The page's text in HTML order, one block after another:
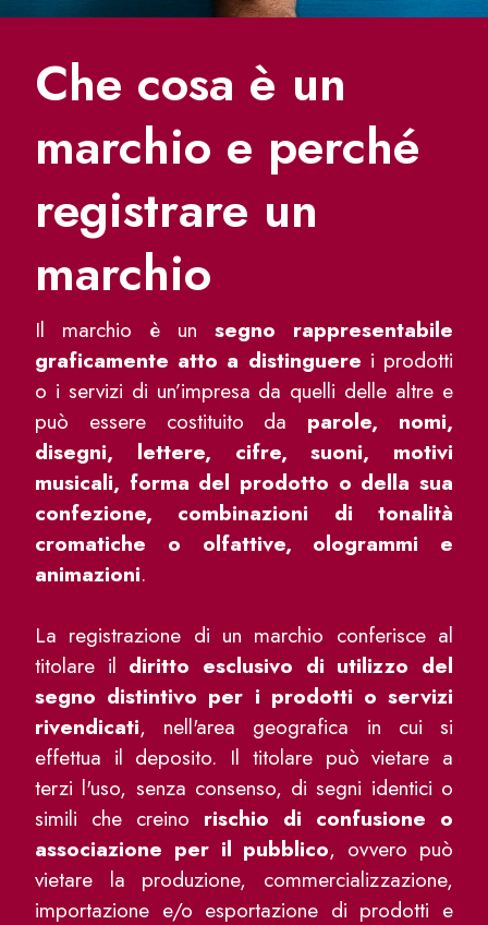
Che cosa è un
marchio e perché
registrare un
marchio
Il marchio è un segno rappresentabile
graficamente atto a distinguere i prodotti
o i servizi di un’impresa da quelli delle altre e
può essere costituito da parole, nomi,
disegni, lettere, cifre, suoni, motivi
musicali, forma del prodotto o della sua
confezione, combinazioni di tonalità
cromatiche o olfattive, ologrammi e
animazioni.
La registrazione di un marchio conferisce al
titolare il diritto esclusivo di utilizzo del
segno distintivo per i prodotti o servizi
rivendicati, nell'area geografica in cui si
effettua il deposito. Il titolare può vietare a
terzi l'uso, senza consenso, di segni identici o
simili che creino rischio di confusione o
associazione per il pubblico, ovvero può
vietare la produzione, commercializzazione,
importazione e/o esportazione di prodotti e